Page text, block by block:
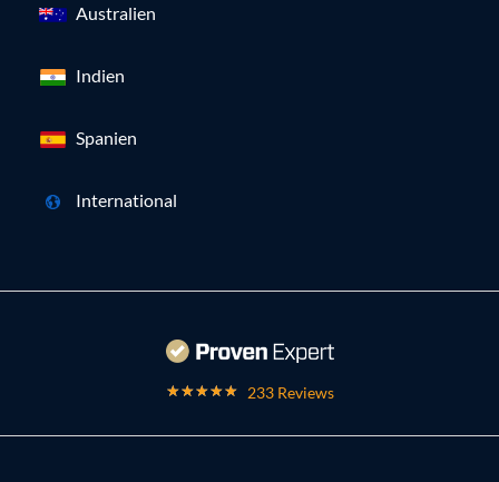
Australien
Indien
Spanien
International
233 Reviews